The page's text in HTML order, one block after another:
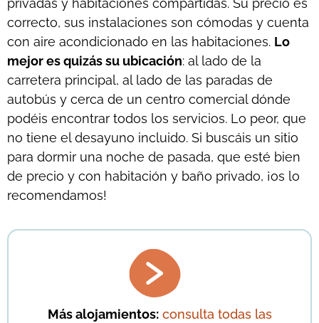
correcto, sus instalaciones son cómodas y cuenta
con aire acondicionado en las habitaciones. Lo
mejor es quizás su ubicación: al lado de la
carretera principal, al lado de las paradas de
autobús y cerca de un centro comercial dónde
podéis encontrar todos los servicios. Lo peor, que
no tiene el desayuno incluido. Si buscáis un sitio
para dormir una noche de pasada, que esté bien
de precio y con habitación y baño privado, ¡os lo
recomendamos!
Más alojamientos: consulta todas las